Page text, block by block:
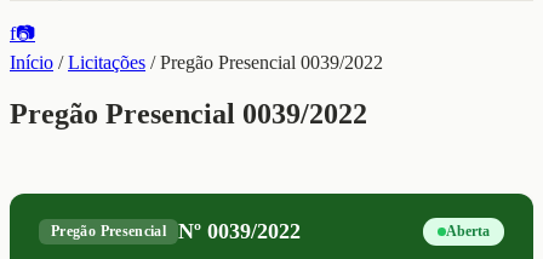
f📷
Início /Licitações /Pregão Presencial 0039/2022
Pregão Presencial 0039/2022
Pregão Presencial Nº0039/2022 Aberta